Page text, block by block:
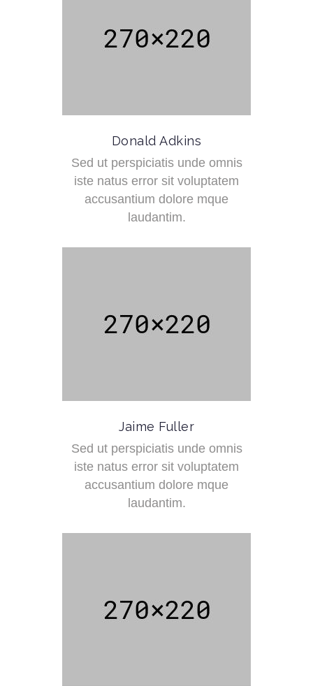
Donald Adkins
Sed ut perspiciatis unde omnis
iste natus error sit voluptatem
accusantium dolore mque
laudantim.
Jaime Fuller
Sed ut perspiciatis unde omnis
iste natus error sit voluptatem
accusantium dolore mque
laudantim.